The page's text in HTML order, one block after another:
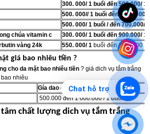
300. 000/ 1 buổi đến 500.000/ 1
500. 000// 1 buổi đến 1000.000
500. 000/ 1 buổi / đến 700.000/
chúa vitamin c
300. 000/ 1 buổi đến 900.000/ 1
vàng 24k
550. 000/ 1 buổi đến 2000000
giá bao nhiêu tiền ?
cho da mặt bao nhiêu tiền ? giá dich vụ tắm trắng
nhiêu
Gía dao động
500.000 đến 1 000.000 / 1 buổi
tâm chất lượng dich vụ tắm trắng
Chat hỗ trợ